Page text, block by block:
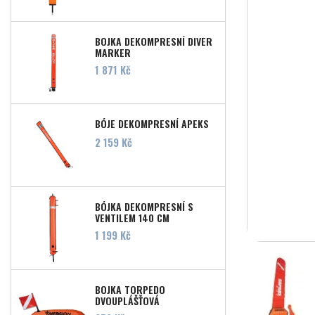
BOJKA DEKOMPRESNÍ DIVER
MARKER
Cena
1 871 Kč
BÓJE DEKOMPRESNÍ APEKS
Cena
2 159 Kč
BÓJKA DEKOMPRESNÍ S
VENTILEM 140 CM
Cena
1 199 Kč
BOJKA TORPEDO
DVOUPLÁŠŤOVÁ